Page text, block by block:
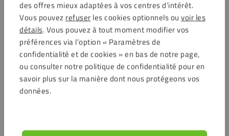
des offres mieux adaptées à vos centres d’intérêt.
Vous pouvez refuser les cookies optionnels ou voir les
détails. Vous pouvez à tout moment modifier vos
préférences via l’option « Paramètres de
confidentialité et de cookies » en bas de notre page,
ou consulter notre politique de confidentialité pour en
savoir plus sur la manière dont nous protégeons vos
données.
généralement plus légers que d’autres matériaux tels que le
métal ou le bois. Autres avantages, le plastique est une
matière durable qui est facile àusineret à entretenir.
Variantes